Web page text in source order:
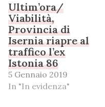
Ultim’ora/
Viabilità,
Provincia di
Isernia riapre al
traffico l’ex
Istonia 86
5 Gennaio 2019
In "In evidenza"